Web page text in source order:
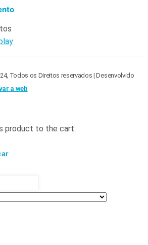
Todos os Direitos reservados | Desenvolvido
a web
product to the cart: